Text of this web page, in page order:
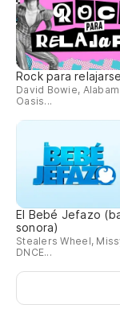
Rock para relajarse
David Bowie,
Oasis...
El Bebé Jefazo
sonora)
Stealers Wheel,
DNCE...